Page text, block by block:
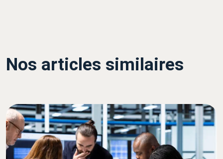
Nos articles similaires